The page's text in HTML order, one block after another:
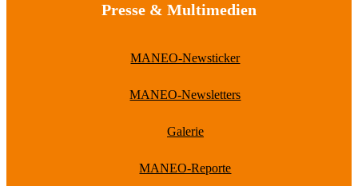
Presse & Multimedien
MANEO-Newsticker
MANEO-Newsletters
Galerie
MANEO-Reporte